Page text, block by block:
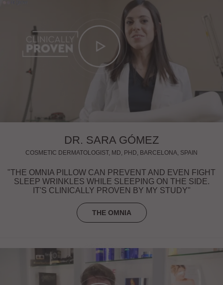
DR. SARA GÓMEZ
COSMETIC DERMATOLOGIST, MD, PHD, BARCELONA, SPAIN
"THE OMNIA PILLOW CAN PREVENT AND EVEN FIGHT
SLEEP WRINKLES WHILE SLEEPING ON THE SIDE.
IT'S CLINICALLY PROVEN BY MY STUDY"
THE OMNIA